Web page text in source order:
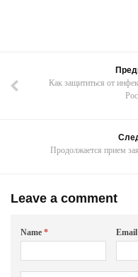
Как защититься от
Продолжается прием
Leave a comment
Name *